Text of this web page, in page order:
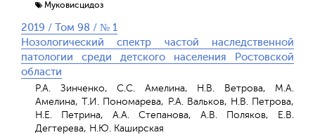
Муковисцидоз
2019 / Том 98 / № 1
Нозологический спектр частой наследственной
патологии среди детского населения Ростовской
области
Р.А. Зинченко, С.С. Амелина, Н.В. Ветрова, М.А.
Амелина, Т.И. Пономарева, Р.А. Вальков, Н.В. Петрова,
Н.Е. Петрина, А.А. Степанова, А.В. Поляков, Е.В.
Дегтерева, Н.Ю. Каширская